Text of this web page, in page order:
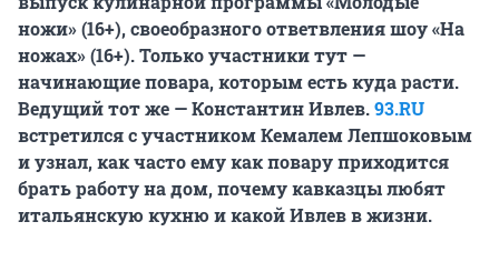
ножи» (16+), своеобразного ответвления шоу «На
ножах» (16+). Только участники тут —
начинающие повара, которым есть куда расти.
Ведущий тот же — Константин Ивлев.93.RU
встретился с участником Кемалем Лепшоковым
и узнал, как часто ему как повару приходится
брать работу на дом, почему кавказцы любят
итальянскую кухню и какой Ивлев в жизни.